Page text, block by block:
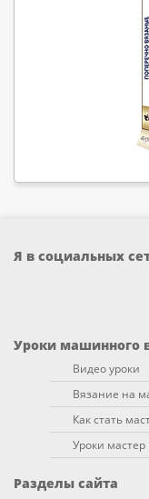
Я в социальных
Уроки машинного
Видео уроки
Вязание на
Как стать
Уроки мастер
Разделы сайта